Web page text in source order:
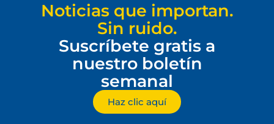
Noticias que importan.
Sin ruido.
Suscríbete gratis a
nuestro boletín
semanal
Haz clic aquí